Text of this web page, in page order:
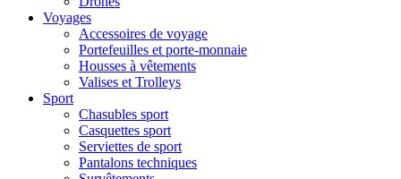
Voyages
Accessoires de voyage
Portefeuilles et porte-monnaie
Housses à vêtements
Valises et Trolleys
Sport
Chasubles sport
Casquettes sport
Serviettes de sport
Pantalons techniques